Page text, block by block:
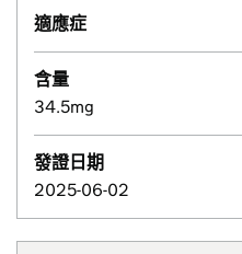
適應症
含量
34.5mg
發證日期
2025-06-02